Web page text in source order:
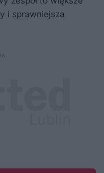
i sprawniejsza